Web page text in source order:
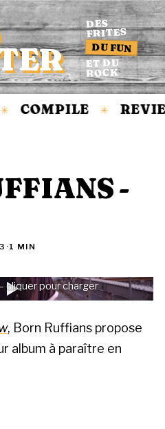
DES
FRITES
DU FUN
ET DU
ROCK
✳ COMPILE ✳
-
·1 MIN
cliquer pour charger
, Born Ruffians propose
album à paraître en